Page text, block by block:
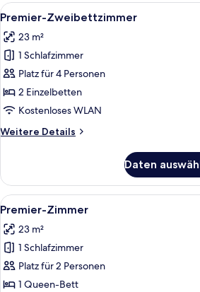
Alle
Fotos
für
Premier-
Zweibettzimmer
anzeigen
Ein
5
Premier-Zweibettzimmer
23 m²
1 Schlafzimmer
Platz für 4 Personen
2 Einzelbetten
Kostenloses WLAN
Weitere Details
Weitere
Zweibettzimmer
Daten
Alle
Fotos
für
Premier-
Zimmer
anzeigen
Ein
7
Premier-Zimmer
23 m²
1 Schlafzimmer
Platz für 2 Personen
1 Queen-Bett